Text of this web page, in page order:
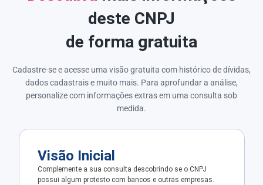
deste CNPJ
de forma gratuita
Cadastre-se e acesse uma visão gratuita com histórico de dívidas,
dados cadastrais e muito mais. Para aprofundar a análise,
personalize com informações extras em uma consulta sob
medida.
Visão Inicial
Complemente a sua consulta descobrindo se o CNPJ
possui algum protesto com bancos e outras empresas.